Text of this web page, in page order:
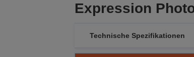
Expression
Technische Spezifikationen